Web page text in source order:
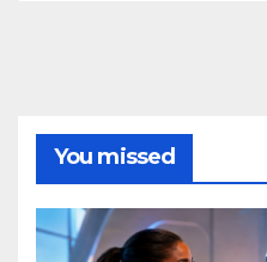
You missed